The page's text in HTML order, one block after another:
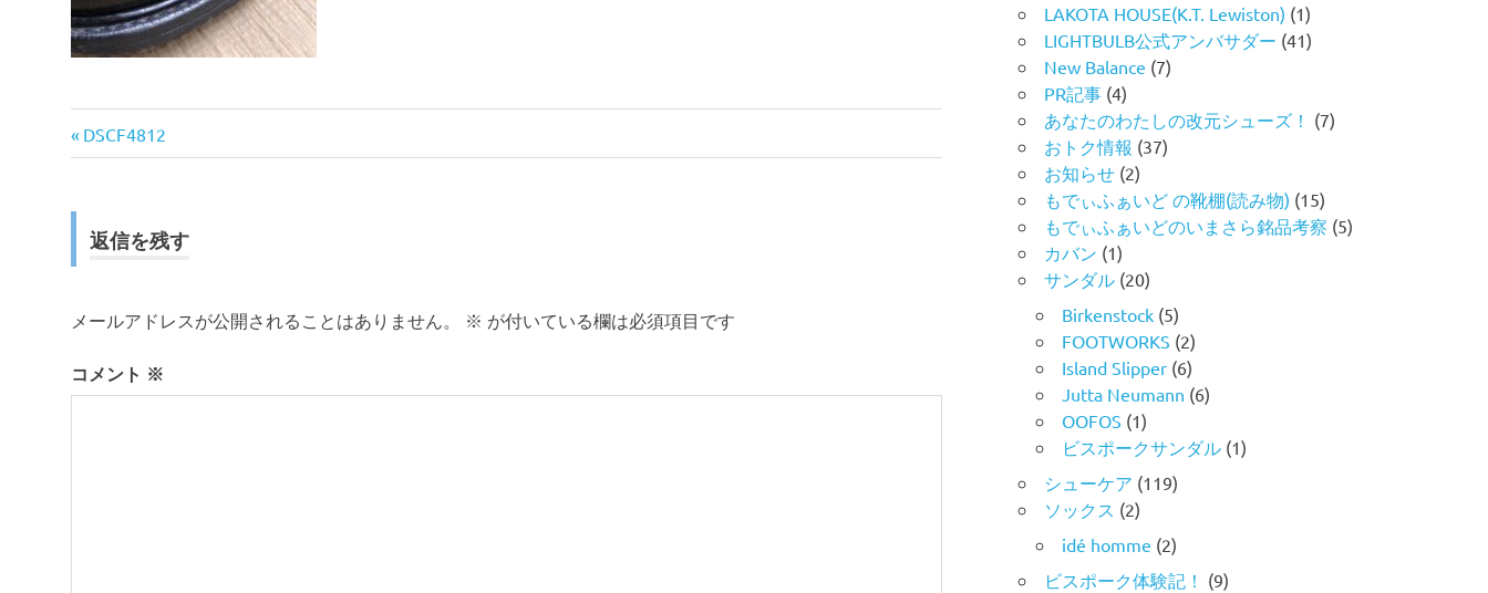
投
ナ
ゲ
ー
前
の
DSCF4812
返信を残す
メールアドレスが公開されることはありません。 ※ が付いている欄は必須項目です
コメント ※
LAKOTA HOUSE(K.T. Lewiston) (1)
LIGHTBULB公式アンバサダー (41)
New Balance (7)
PR記事 (4)
あなたのわたしの改元シューズ！ (7)
おトク情報 (37)
お知らせ (2)
もでぃふぁいど の靴棚(読み物) (15)
もでぃふぁいどのいまさら銘品考察 (5)
カバン (1)
サンダル (20)
Birkenstock (5)
FOOTWORKS (2)
Island Slipper (6)
Jutta Neumann (6)
OOFOS (1)
ビスポークサンダル (1)
シューケア (119)
ソックス (2)
idé homme (2)
ビスポーク体験記！ (9)